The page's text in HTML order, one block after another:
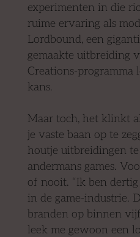
experimenten in die
ruime ervaring als
Lordbound, een
gemaakte uitbreiding
Creations-programma
kans.
Maar toch, het klinkt
je vaste baan op te
houtje uitbreidingen
andermans games.
of nooit. “Ik ben
in de game-industrie.
branden op binnen
leek me gewoon een